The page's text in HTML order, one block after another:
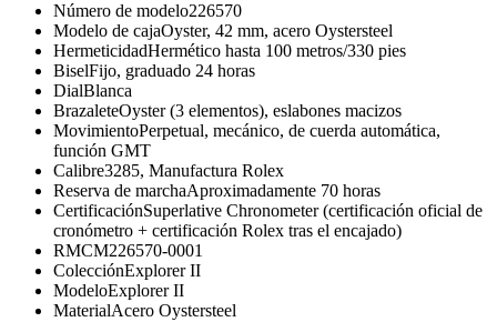
Número de modelo226570
Modelo de cajaOyster, 42 mm, acero Oystersteel
HermeticidadHermético hasta 100 metros/330 pies
BiselFijo, graduado 24 horas
DialBlanca
BrazaleteOyster (3 elementos), eslabones macizos
MovimientoPerpetual, mecánico, de cuerda automática,
función GMT
Calibre3285, Manufactura Rolex
Reserva de marchaAproximadamente 70 horas
CertificaciónSuperlative Chronometer (certificación oficial de
cronómetro + certificación Rolex tras el encajado)
RMCM226570-0001
ColecciónExplorer II
ModeloExplorer II
MaterialAcero Oystersteel